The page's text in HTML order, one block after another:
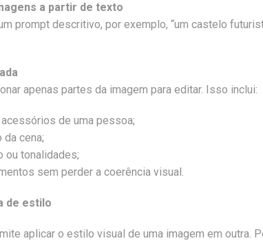
a partir de texto
prompt descritivo, por exemplo, “um castelo
apenas partes da imagem para editar. Isso inclui:
de uma pessoa;
cena;
ou tonalidades;
sem perder a coerência visual.
de estilo
aplicar o estilo visual de uma imagem em outra.